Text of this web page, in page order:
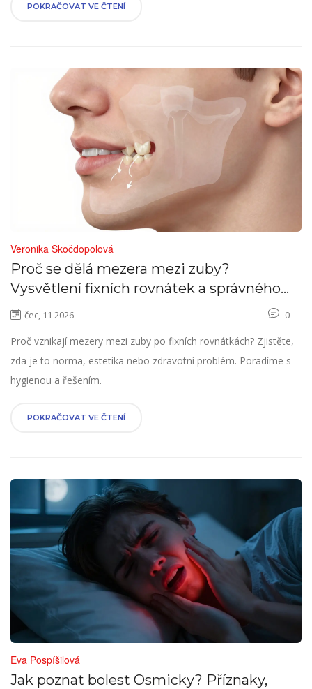
POKRAČOVAT VE ČTENÍ
Veronika Skočdopolová
Proč se dělá mezera mezi zuby?
Vysvětlení fixních rovnátek a správného
ukončení léčby
čec, 11 2026 0
Proč vznikají mezery mezi zuby po fixních rovnátkách? Zjistěte,
zda je to norma, estetika nebo zdravotní problém. Poradíme s
hygienou a řešením.
POKRAČOVAT VE ČTENÍ
Eva Pospíšilová
Jak poznat bolest Osmicky? Příznaky,